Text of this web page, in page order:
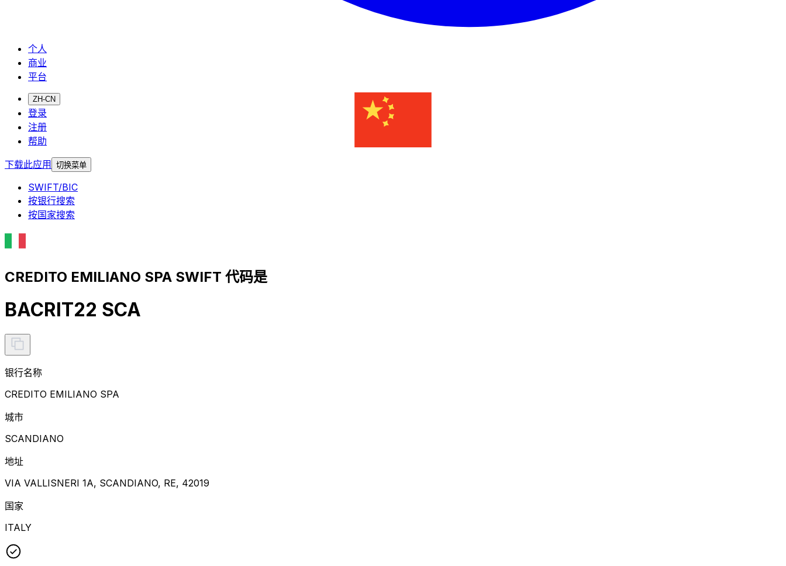
个人
商业
平台
ZH-CN
登录
注册
帮助
下载此应用 切换菜单
SWIFT/BIC
按银行搜索
按国家搜索
CREDITO EMILIANO SPA SWIFT 代码是
BACRIT22 SCA
银行名称
CREDITO EMILIANO SPA
城市
SCANDIANO
地址
VIA VALLISNERI 1A, SCANDIANO, RE, 42019
国家
ITALY